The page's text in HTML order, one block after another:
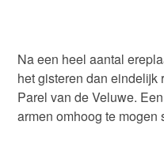
Na een heel aantal
het gisteren dan eindelijk
Parel van de Veluwe.
armen omhoog te mogen